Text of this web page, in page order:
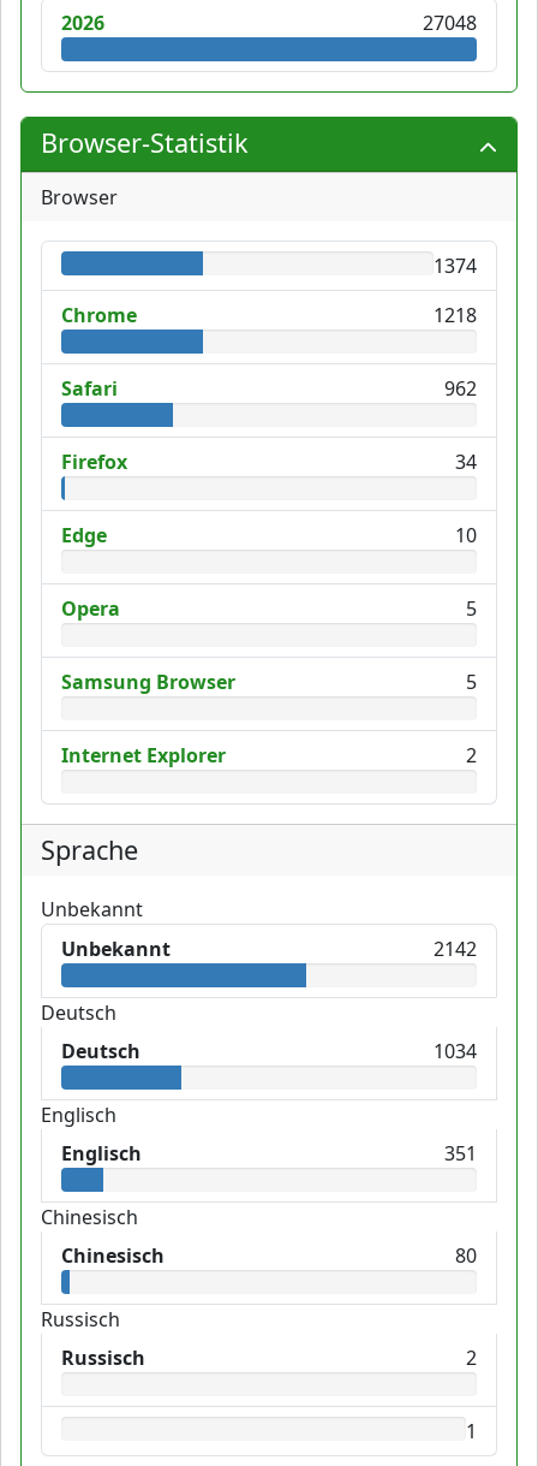
2026 27048
Browser-Statistik
Browser
1374
Chrome
1218
Safari 962
Firefox 34
Edge 10
Opera 5
Samsung Browser 5
Internet Explorer 2
Sprache
Unbekannt
Unbekannt
2142
Deutsch
Deutsch
1034
Englisch
Englisch
351
Chinesisch
Chinesisch
80
Russisch
Russisch
2
1